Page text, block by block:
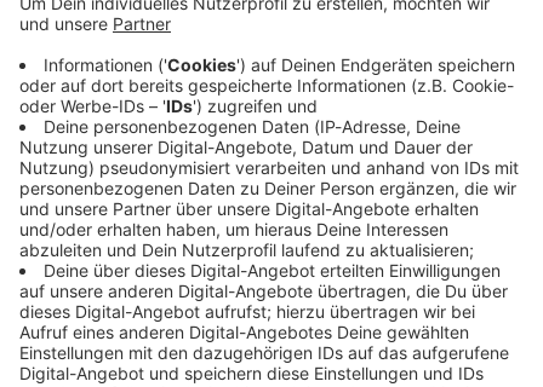
Immer auf dem Laufenden
bleiben!